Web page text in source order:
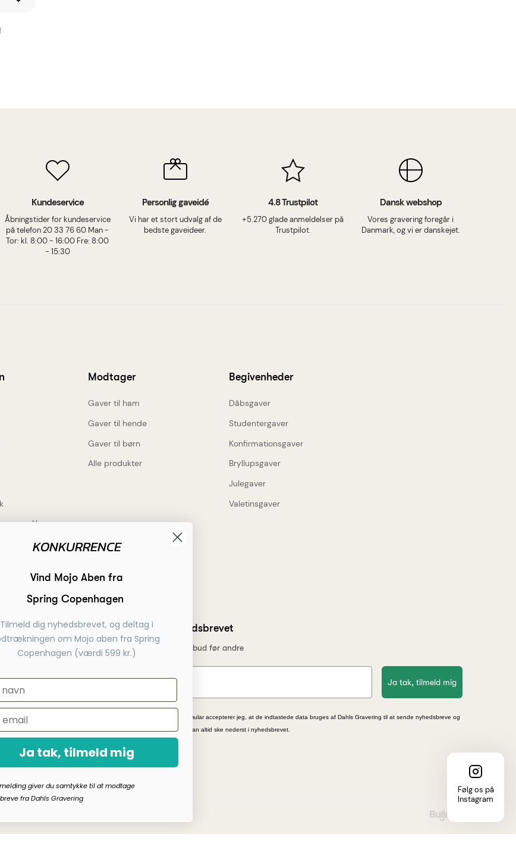
Kundeservice
Åbningstider for kundeservice
på telefon 20 33 76 60 Man -
Tor: kl. 8:00 - 16:00 Fre: 8:00
- 15:30
Personlig gaveidé
Vi har et stort udvalg af de
bedste gaveideer.
4.8 Trustpilot
+5.270 glade anmeldelser på
Trustpilot.
Dansk webshop
Vores gravering foregår i
Danmark, og vi er danskejet.
på alt
telefon
Modtager
Gaver til ham
Gaver til hende
Gaver til børn
Alle produkter
Begivenheder
Dåbsgaver
Studentergaver
Konfirmationsgaver
Bryllupsgaver
Julegaver
Valetinsgaver
Inspiration
Tilmeld dig nyhedsbrevet
Få nyheder, tips og tilbud før andre
Ja tak, tilmeld mig
*Ved at indsende denne formular accepterer jeg, at de indtastede data bruges af Dahls Gravering til at sende nyhedsbreve og
kampagnetilbud. Afmelding kan altid ske nederst i nyhedsbrevet.
Følg os på
Instagram
KONKURRENCE
Vind Mojo Aben fra
Spring Copenhagen
Tilmeld dig nyhedsbrevet, og deltag i
om Mojo aben fra Spring
Copenhagen (værdi 599 kr.)
Ja tak, tilmeld mig
giver du samtykke til at modtage
fra Dahls Gravering